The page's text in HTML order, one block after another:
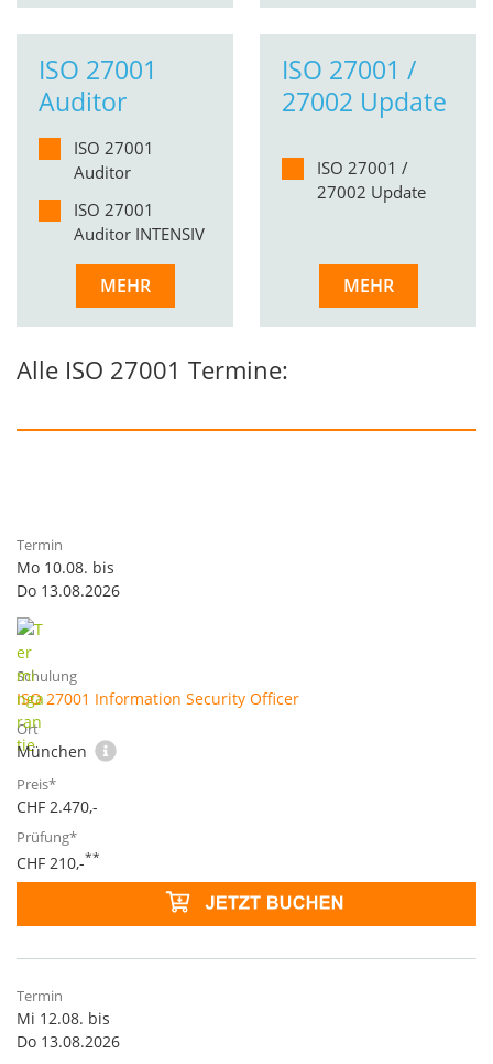
ISO 27001
Auditor
ISO 27001
Auditor
ISO 27001
Auditor INTENSIV
MEHR
ISO 27001 /
27002 Update
ISO 27001 /
27002 Update
MEHR
Alle ISO 27001 Termine:
Mo 10.08. bis
Do 13.08.2026
ISO 27001 Information Security Officer
München
CHF 2.470,-
CHF 210,-**
Mi 12.08. bis
Do 13.08.2026